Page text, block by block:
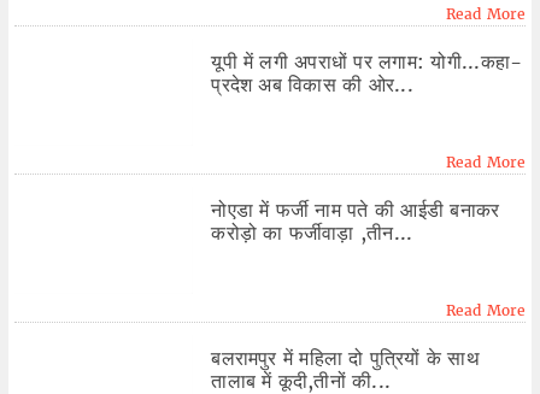
Read More
यूपी में लगी अपराधों पर लगाम: योगी...कहा-
प्रदेश अब विकास की ओर...
Read More
नोएडा में फर्जी नाम पते की आईडी बनाकर
करोड़ो का फर्जीवाड़ा ,तीन...
Read More
बलरामपुर में महिला दो पुत्रियों के साथ
तालाब में कूदी,तीनों की...